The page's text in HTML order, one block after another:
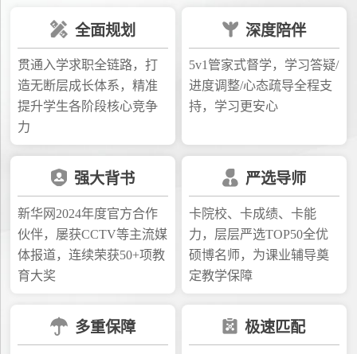
全面规划
贯通入学求职全链路，打
造无断层成长体系，精准
提升学生各阶段核心竞争
力
深度陪伴
5v1管家式督学，学习答疑/
进度调整/心态疏导全程支
持，学习更安心
强大背书
新华网2024年度官方合作
伙伴，屡获CCTV等主流媒
体报道，连续荣获50+项教
育大奖
严选导师
卡院校、卡成绩、卡能
力，层层严选TOP50全优
硕博名师，为课业辅导奠
定教学保障
多重保障 极速匹配